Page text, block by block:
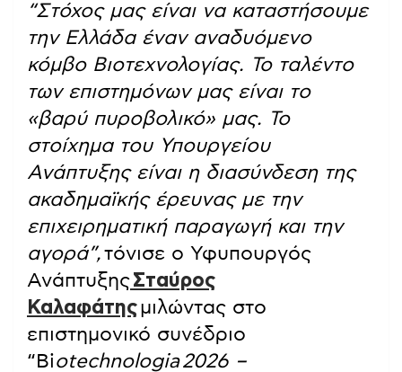
“Στόχος μας είναι να καταστήσουμε
την Ελλάδα έναν αναδυόμενο
κόμβο Βιοτεχνολογίας. Το ταλέντο
των επιστημόνων μας είναι το
«βαρύ πυροβολικό» μας. Το
στοίχημα του Υπουργείου
Ανάπτυξης είναι η διασύνδεση της
ακαδημαϊκής έρευνας με την
επιχειρηματική παραγωγή και την
αγορά”,τόνισε ο Υφυπουργός
ΑνάπτυξηςΣταύρος
Καλαφάτηςμιλώντας στο
επιστημονικό συνέδριο
“Biotechnologia 2026 –